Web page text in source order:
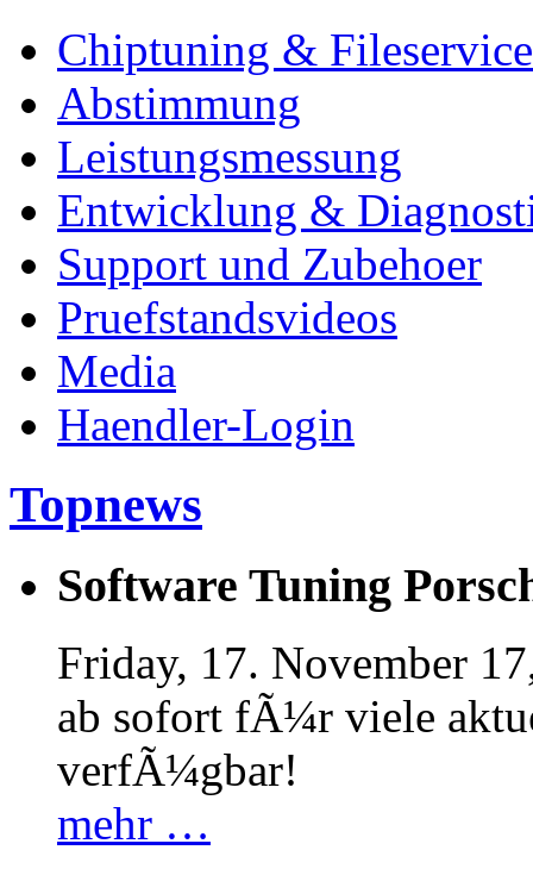
Chiptuning & Fileservice
Abstimmung
Leistungsmessung
Entwicklung &
Support und Zubehoer
Pruefstandsvideos
Media
Haendler-Login
Topnews
Software Tuning
Friday, 17. November
ab sofort fÃ¼r viele
verfÃ¼gbar!
mehr …